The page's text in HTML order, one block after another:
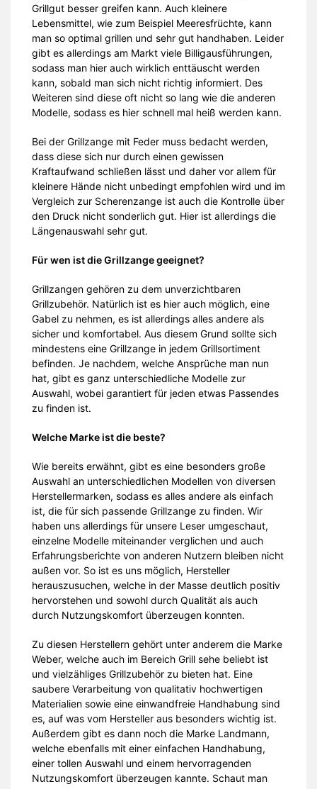
Grillgut besser greifen kann. Auch kleinere
Lebensmittel, wie zum Beispiel Meeresfrüchte, kann
man so optimal grillen und sehr gut handhaben. Leider
gibt es allerdings am Markt viele Billigausführungen,
sodass man hier auch wirklich enttäuscht werden
kann, sobald man sich nicht richtig informiert. Des
Weiteren sind diese oft nicht so lang wie die anderen
Modelle, sodass es hier schnell mal heiß werden kann.
Bei der Grillzange mit Feder muss bedacht werden,
dass diese sich nur durch einen gewissen
Kraftaufwand schließen lässt und daher vor allem für
kleinere Hände nicht unbedingt empfohlen wird und im
Vergleich zur Scherenzange ist auch die Kontrolle über
den Druck nicht sonderlich gut. Hier ist allerdings die
Längenauswahl sehr gut.
Für wen ist die Grillzange geeignet?
Grillzangen gehören zu dem unverzichtbaren
Grillzubehör. Natürlich ist es hier auch möglich, eine
Gabel zu nehmen, es ist allerdings alles andere als
sicher und komfortabel. Aus diesem Grund sollte sich
mindestens eine Grillzange in jedem Grillsortiment
befinden. Je nachdem, welche Ansprüche man nun
hat, gibt es ganz unterschiedliche Modelle zur
Auswahl, wobei garantiert für jeden etwas Passendes
zu finden ist.
Welche Marke ist die beste?
Wie bereits erwähnt, gibt es eine besonders große
Auswahl an unterschiedlichen Modellen von diversen
Herstellermarken, sodass es alles andere als einfach
ist, die für sich passende Grillzange zu finden. Wir
haben uns allerdings für unsere Leser umgeschaut,
einzelne Modelle miteinander verglichen und auch
Erfahrungsberichte von anderen Nutzern bleiben nicht
außen vor. So ist es uns möglich, Hersteller
herauszusuchen, welche in der Masse deutlich positiv
hervorstehen und sowohl durch Qualität als auch
durch Nutzungskomfort überzeugen konnten.
Zu diesen Herstellern gehört unter anderem die Marke
Weber, welche auch im Bereich Grill sehe beliebt ist
und vielzähliges Grillzubehör zu bieten hat. Eine
saubere Verarbeitung von qualitativ hochwertigen
Materialien sowie eine einwandfreie Handhabung sind
es, auf was vom Hersteller aus besonders wichtig ist.
Außerdem gibt es dann noch die Marke Landmann,
welche ebenfalls mit einer einfachen Handhabung,
einer tollen Auswahl und einem hervorragenden
Nutzungskomfort überzeugen kannte. Schaut man